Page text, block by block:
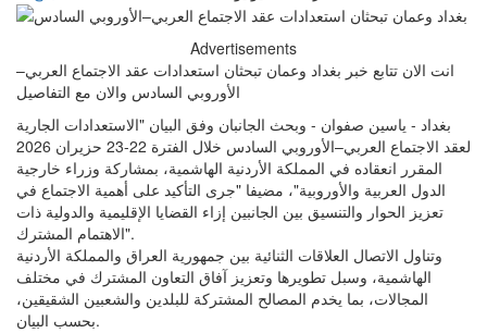
Advertisements
انت الان تتابع خبر بغداد وعمان تبحثان استعدادات عقد الاجتماع العربي–
الأوروبي السادس والان مع التفاصيل
بغداد - ياسين صفوان - وبحث الجانبان وفق البيان "الاستعدادات الجارية
لعقد الاجتماع العربي–الأوروبي السادس خلال الفترة 22-23 حزيران 2026
المقرر انعقاده في المملكة الأردنية الهاشمية، بمشاركة وزراء خارجية
الدول العربية والأوروبية"، مضيفا "جرى التأكيد على أهمية الاجتماع في
تعزيز الحوار والتنسيق بين الجانبين إزاء القضايا الإقليمية والدولية ذات
الاهتمام المشترك".
وتناول الاتصال العلاقات الثنائية بين جمهورية العراق والمملكة الأردنية
الهاشمية، وسبل تطويرها وتعزيز آفاق التعاون المشترك في مختلف
المجالات، بما يخدم المصالح المشتركة للبلدين والشعبين الشقيقين،
بحسب البيان.